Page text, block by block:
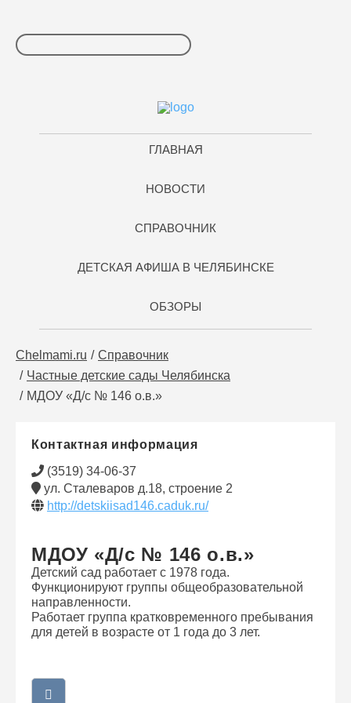
ГЛАВНАЯ
НОВОСТИ
СПРАВОЧНИК
ДЕТСКАЯ АФИША В ЧЕЛЯБИНСКЕ
ОБЗОРЫ
Chelmami.ru
Справочник
Частные детские сады Челябинска
МДОУ «Д/с № 146 о.в.»
Контактная информация
(3519) 34-06-37
ул. Сталеваров д.18, строение 2
http://detskiisad146.caduk.ru/
МДОУ «Д/с № 146 о.в.»
Детский сад работает с 1978 года.
Функционируют группы общеобразовательной
направленности.
Работает группа кратковременного пребывания
для детей в возрасте от 1 года до 3 лет.